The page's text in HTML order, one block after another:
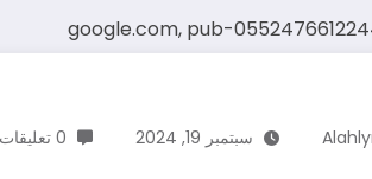
google.com, pub-
سبتمبر 19, 2024 0 تعليقات